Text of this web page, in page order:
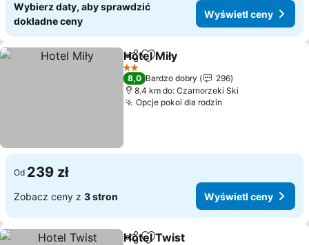
Wybierz daty, aby sprawdzić
dokładne ceny
Wyświetl ceny
Udostępnij
Dodaj do ulubionych
Hotel Miły
2 Kategoria
8,0 Bardzo dobry
296
8.4 km do: Czarnorzeki Ski
Opcje pokoi dla rodzin
Od 239 zł
Zobacz ceny z 3 stron Wyświetl ceny
Hotel Twist